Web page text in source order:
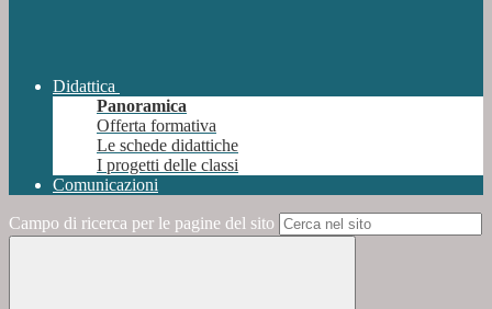
Didattica
Panoramica
Offerta formativa
Le schede didattiche
I progetti delle classi
Comunicazioni
Campo di ricerca per le pagine del sito